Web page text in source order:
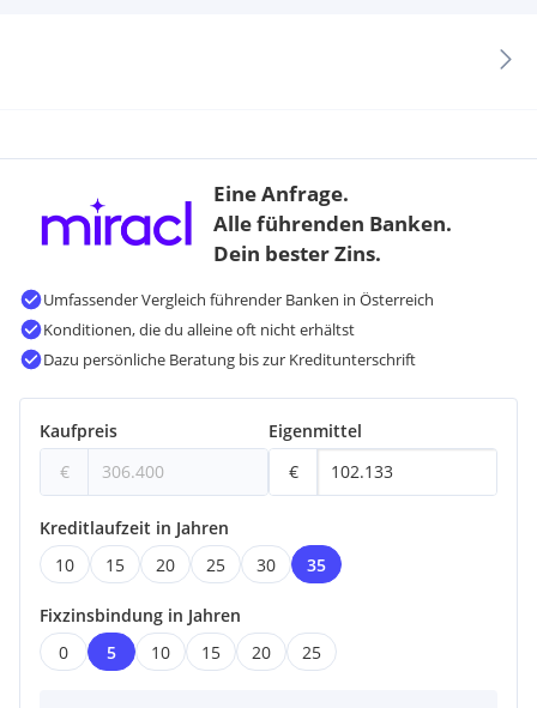
Eine Anfrage.
Alle führenden Banken.
Dein bester Zins.
Umfassender Vergleich führender Banken in Österreich
Konditionen, die du alleine oft nicht erhältst
Dazu persönliche Beratung bis zur Kreditunterschrift
Kaufpreis
€
Eigenmittel
€
Kreditlaufzeit in Jahren
10
15 20 25 30 35
Fixzinsbindung in Jahren
0
5 10 15 20 25